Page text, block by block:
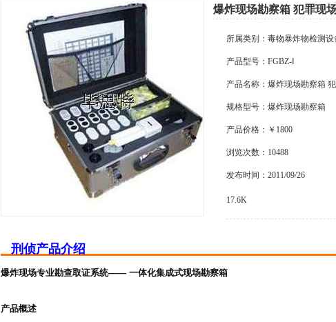
爆炸现场勘察箱 犯罪现
所属类别：毒物暴炸物检测设
产品型号：FGBZ-Ⅰ
产品名称：爆炸现场勘察箱
规格型号：爆炸现场勘察箱
产品价格：￥1800
浏览次数：10488
发布时间：2011/09/26
17.6K
刑侦产品介绍
爆炸现场专业勘查取证系统—— 一体化集成式现场勘察箱
产品概述